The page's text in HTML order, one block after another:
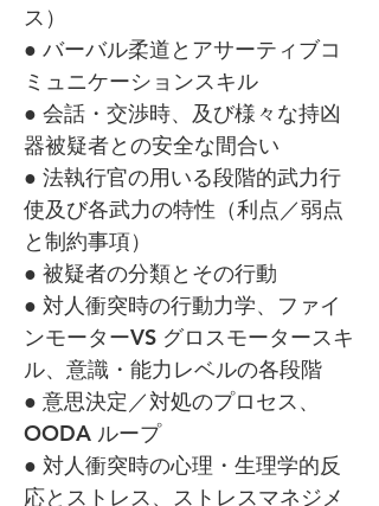
ス）
● バーバル柔道とアサーティブコ
ミュニケーションスキル
● 会話・交渉時、及び様々な持凶
器被疑者との安全な間合い
● 法執行官の用いる段階的武力行
使及び各武力の特性（利点／弱点
と制約事項）
● 被疑者の分類とその行動
● 対人衝突時の行動力学、ファイ
ンモーターVS グロスモータースキ
ル、意識・能力レベルの各段階
● 意思決定／対処のプロセス、
OODA ループ
● 対人衝突時の心理・生理学的反
応とストレス、ストレスマネジメ